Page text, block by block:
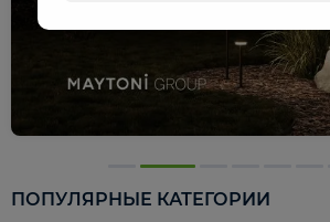
ПОПУЛЯРНЫЕ КАТЕГОРИИ